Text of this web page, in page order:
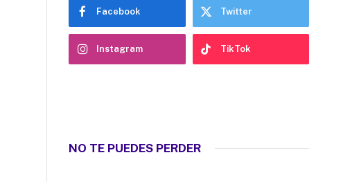
Facebook Twitter
Instagram TikTok
NO TE PUEDES PERDER